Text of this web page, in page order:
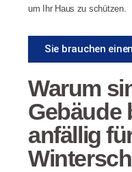
um Ihr Haus zu schützen.
Sie brauchen
Warum
Gebäude
anfällig